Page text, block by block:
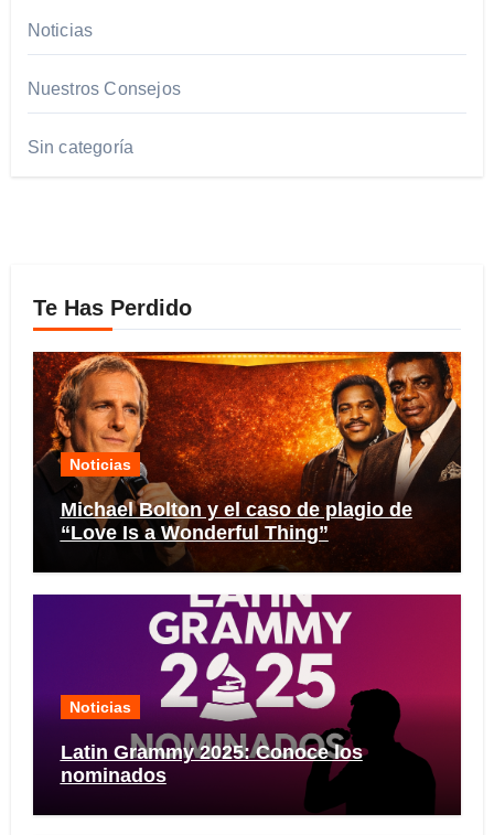
Noticias
Nuestros Consejos
Sin categoría
Te Has Perdido
Noticias
Michael Bolton y el caso de plagio de
“Love Is a Wonderful Thing”
Noticias
Latin Grammy 2025: Conoce los
nominados